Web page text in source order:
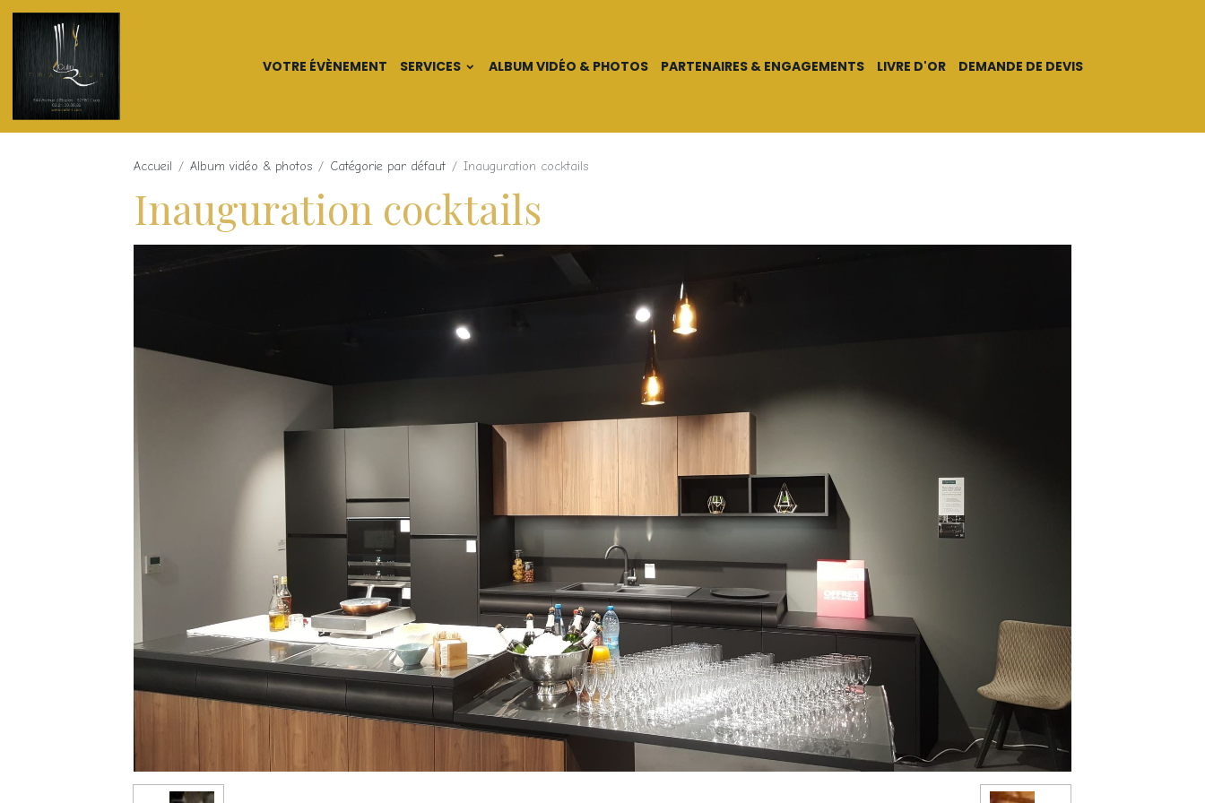
VOTRE ÉVÈNEMENT SERVICES ALBUM VIDÉO & PHOTOS PARTENAIRES & ENGAGEMENTS LIVRE D'OR DEMANDE DE DEVIS
Accueil Album vidéo & photos Catégorie par défaut Inauguration cocktails
Inauguration cocktails